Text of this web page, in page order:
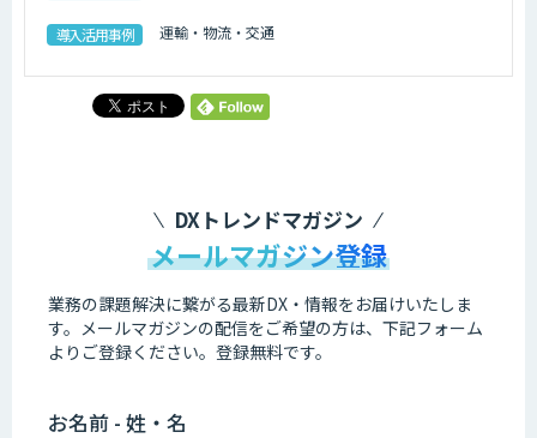
導入活用事例 運輸・物流・交通
DXトレンドマガジン
メールマガジン登録
業務の課題解決に繋がる最新DX・情報をお届けいたしま
す。 メールマガジンの配信をご希望の方は、下記フォーム
よりご登録ください。登録無料です。
お名前 - 姓・名